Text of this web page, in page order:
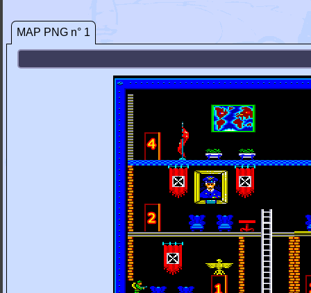
MAP PNG n° 1